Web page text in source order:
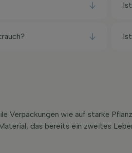
Verpackungen wie auf starke
das bereits ein zweites